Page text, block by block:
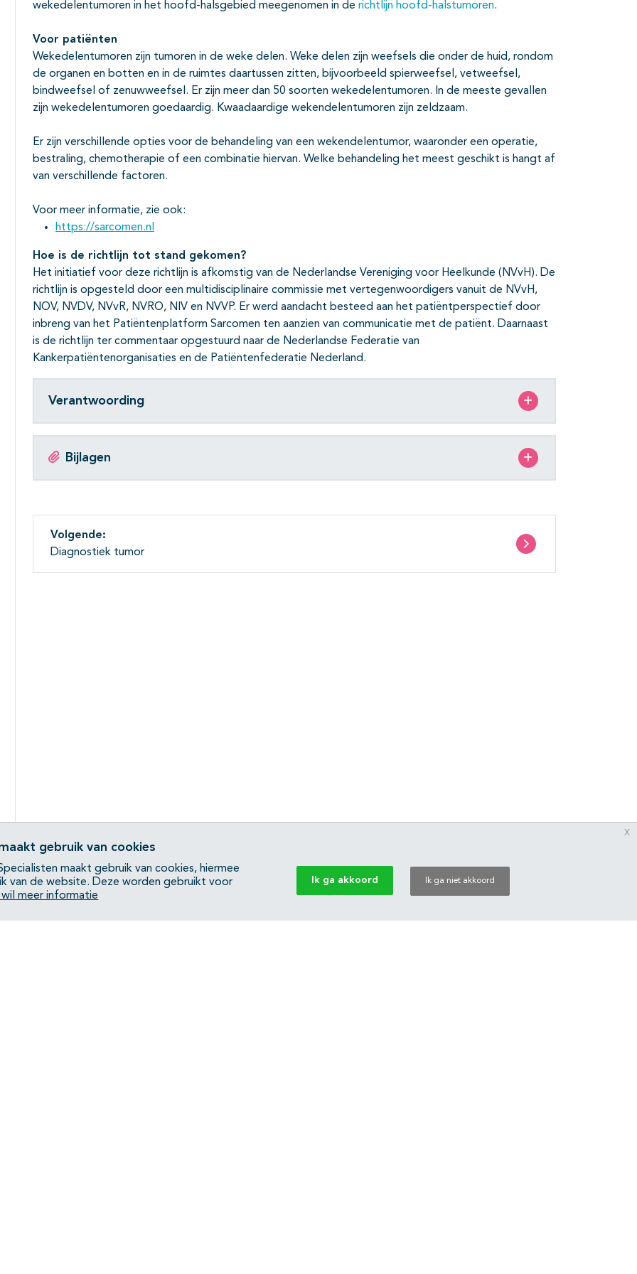
wekedelentumoren in het hoofd-halsgebied meegenomen in de richtlijn hoofd-halstumoren.
Voor patiënten
Wekedelentumoren zijn tumoren in de weke delen. Weke delen zijn weefsels die onder de huid, rondom
de organen en botten en in de ruimtes daartussen zitten, bijvoorbeeld spierweefsel, vetweefsel,
bindweefsel of zenuwweefsel. Er zijn meer dan 50 soorten wekedelentumoren. In de meeste gevallen
zijn wekedelentumoren goedaardig. Kwaadaardige wekendelentumoren zijn zeldzaam.
Er zijn verschillende opties voor de behandeling van een wekendelentumor, waaronder een operatie,
bestraling, chemotherapie of een combinatie hiervan. Welke behandeling het meest geschikt is hangt af
van verschillende factoren.
Voor meer informatie, zie ook:
https://sarcomen.nl
Hoe is de richtlijn tot stand gekomen?
Het initiatief voor deze richtlijn is afkomstig van de Nederlandse Vereniging voor Heelkunde (NVvH). De
richtlijn is opgesteld door een multidisciplinaire commissie met vertegenwoordigers vanuit de NVvH,
NOV, NVDV, NVvR, NVRO, NIV en NVVP. Er werd aandacht besteed aan het patiëntperspectief door
inbreng van het Patiëntenplatform Sarcomen ten aanzien van communicatie met de patiënt. Daarnaast
is de richtlijn ter commentaar opgestuurd naar de Nederlandse Federatie van
Kankerpatiëntenorganisaties en de Patiëntenfederatie Nederland.
Verantwoording
Bijlagen
Volgende:
Diagnostiek tumor
gebruik van cookies
maakt gebruik van cookies, hiermee
van de website. Deze worden gebruikt voor
wil meer informatie
Ik ga akkoord Ik ga niet akkoord
x